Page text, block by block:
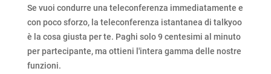
Se vuoi condurre una teleconferenza immediatamente e
con poco sforzo, la teleconferenza istantanea di talkyoo
è la cosa giusta per te. Paghi solo 9 centesimi al minuto
per partecipante, ma ottieni l'intera gamma delle nostre
funzioni.